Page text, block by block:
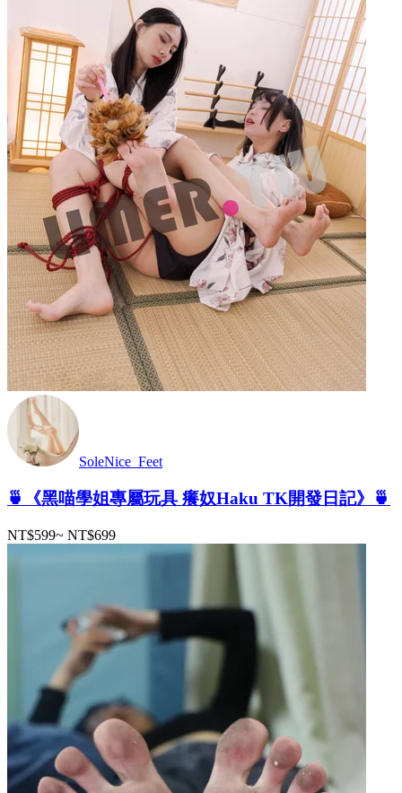
SoleNice_Feet
🍵《黑喵學姐專屬玩具 癢奴Haku TK開發日記》🍵
NT$599~ NT$699